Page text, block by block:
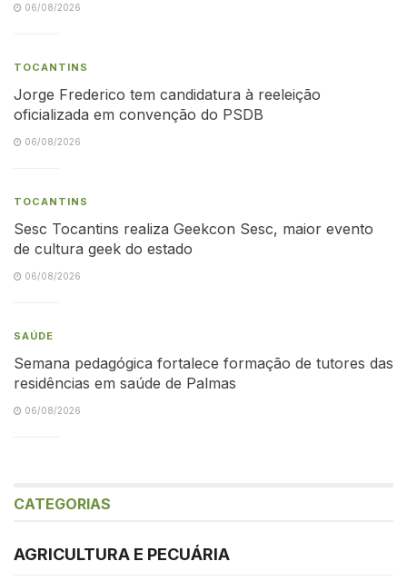
06/08/2026
TOCANTINS
Jorge Frederico tem candidatura à reeleição
oficializada em convenção do PSDB
06/08/2026
TOCANTINS
Sesc Tocantins realiza Geekcon Sesc, maior evento
de cultura geek do estado
06/08/2026
SAÚDE
Semana pedagógica fortalece formação de tutores das
residências em saúde de Palmas
06/08/2026
CATEGORIAS
AGRICULTURA E PECUÁRIA